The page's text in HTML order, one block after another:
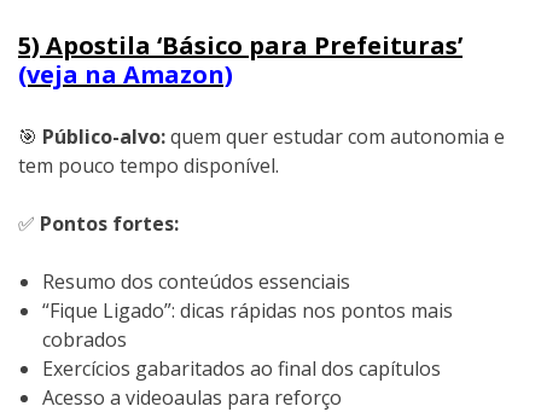
5) Apostila ‘Básico para Prefeituras’
(veja na Amazon)
🎯 Público-alvo:quem quer estudar com autonomia e
tem pouco tempo disponível.
✅ Pontos fortes:
Resumo dos conteúdos essenciais
“Fique Ligado”: dicas rápidas nos pontos mais
cobrados
Exercícios gabaritados ao final dos capítulos
Acesso a videoaulas para reforço